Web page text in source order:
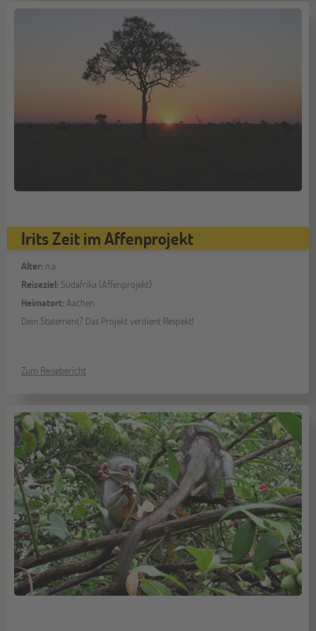
Irits Zeit im Affenprojekt
Alter: n.a.
Reiseziel: Südafrika (Affenprojekt)
Heimatort: Aachen
Dein Statement? Das Projekt verdient Respekt!
Zum Reisebericht